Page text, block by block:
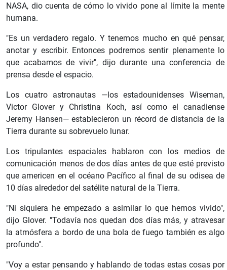
NASA, dio cuenta de cómo lo vivido pone al límite la mente
humana.
"Es un verdadero regalo. Y tenemos mucho en qué pensar,
anotar y escribir. Entonces podremos sentir plenamente lo
que acabamos de vivir", dijo durante una conferencia de
prensa desde el espacio.
Los cuatro astronautas —los estadounidenses Wiseman,
Victor Glover y Christina Koch, así como el canadiense
Jeremy Hansen— establecieron un récord de distancia de la
Tierra durante su sobrevuelo lunar.
Los tripulantes espaciales hablaron con los medios de
comunicación menos de dos días antes de que esté previsto
que americen en el océano Pacífico al final de su odisea de
10 días alrededor del satélite natural de la Tierra.
"Ni siquiera he empezado a asimilar lo que hemos vivido",
dijo Glover. "Todavía nos quedan dos días más, y atravesar
la atmósfera a bordo de una bola de fuego también es algo
profundo".
"Voy a estar pensando y hablando de todas estas cosas por